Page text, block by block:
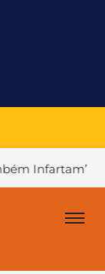
#Declínio